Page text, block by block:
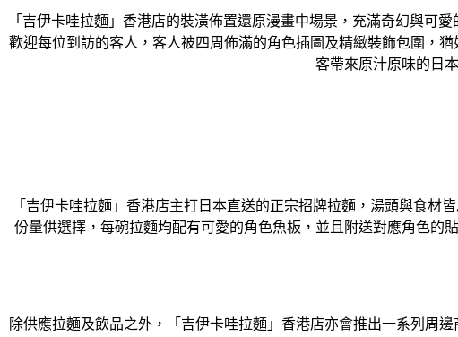
「吉伊卡哇拉麵」香港店的裝潢佈置還原漫畫中場景，充滿奇幻與可
歡迎每位到訪的客人，客人被四周佈滿的角色插圖及精緻裝飾包圍，
客帶來原汁原味的日
「吉伊卡哇拉麵」香港店主打日本直送的正宗招牌拉麵，湯頭與食材
份量供選擇，每碗拉麵均配有可愛的角色魚板，並且附送對應角色的
除供應拉麵及飲品之外，「吉伊卡哇拉麵」香港店亦會推出一系列周